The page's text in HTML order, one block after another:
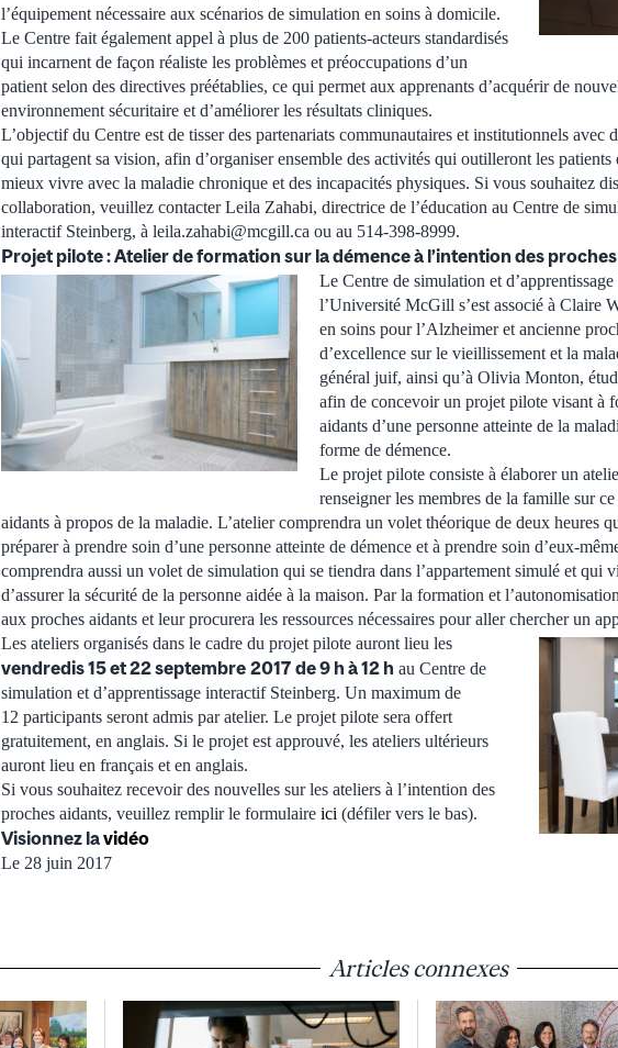
l’équipement nécessaire aux scénarios de simulation en soins à domicile.
Le Centre fait également appel à plus de 200 patients-acteurs standardisés
qui incarnent de façon réaliste les problèmes et préoccupations d’un
patient selon des directives préétablies, ce qui permet aux apprenants d’acquérir de
environnement sécuritaire et d’améliorer les résultats cliniques.
L’objectif du Centre est de tisser des partenariats communautaires et institutionnels avec
qui partagent sa vision, afin d’organiser ensemble des activités qui outilleront les patients
mieux vivre avec la maladie chronique et des incapacités physiques. Si vous souhaitez
collaboration, veuillez contacter Leila Zahabi, directrice de l’éducation au Centre de
interactif Steinberg, à leila.zahabi@mcgill.ca ou au 514-398-8999.
Projet pilote : Atelier de formation sur la démence à l’intention des
Le Centre de simulation et
l’Université McGill s’est associé à Claire
en soins pour l’Alzheimer et ancienne
d’excellence sur le vieillissement et la
général juif, ainsi qu’à Olivia Monton,
afin de concevoir un projet pilote visant à
aidants d’une personne atteinte de la
forme de démence.
Le projet pilote consiste à élaborer un
renseigner les membres de la famille sur
aidants à propos de la maladie. L’atelier comprendra un volet théorique de deux heures
préparer à prendre soin d’une personne atteinte de démence et à prendre soin d’eux-
comprendra aussi un volet de simulation qui se tiendra dans l’appartement simulé et qui
d’assurer la sécurité de la personne aidée à la maison. Par la formation et
aux proches aidants et leur procurera les ressources nécessaires pour aller chercher un
Les ateliers organisés dans le cadre du projet pilote auront lieu les
vendredis 15 et 22 septembre 2017 de 9 h à 12 h au Centre de
simulation et d’apprentissage interactif Steinberg. Un maximum de
12 participants seront admis par atelier. Le projet pilote sera offert
gratuitement, en anglais. Si le projet est approuvé, les ateliers ultérieurs
auront lieu en français et en anglais.
Si vous souhaitez recevoir des nouvelles sur les ateliers à l’intention des
proches aidants, veuillez remplir le formulaire ici (défiler vers le bas).
Visionnez lavidéo
Le 28 juin 2017
Articles connexes